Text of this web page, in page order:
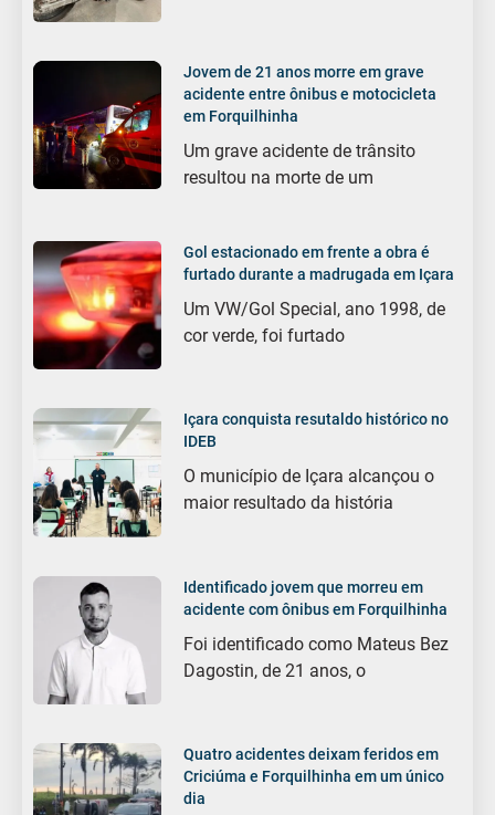
Jovem de 21 anos morre em grave
acidente entre ônibus e motocicleta
em Forquilhinha
Um grave acidente de trânsito
resultou na morte de um
Gol estacionado em frente a obra é
furtado durante a madrugada em Içara
Um VW/Gol Special, ano 1998, de
cor verde, foi furtado
Içara conquista resutaldo histórico no
IDEB
O município de Içara alcançou o
maior resultado da história
Identificado jovem que morreu em
acidente com ônibus em Forquilhinha
Foi identificado como Mateus Bez
Dagostin, de 21 anos, o
Quatro acidentes deixam feridos em
Criciúma e Forquilhinha em um único
dia